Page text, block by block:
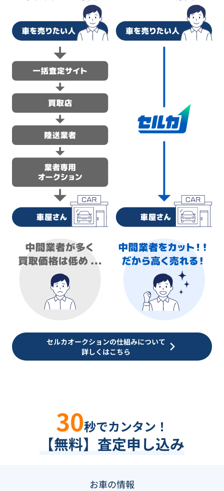
セルカオークションの仕組みについて
詳しくはこちら
30秒でカンタン！
【無料】査定申し込み
お車の情報